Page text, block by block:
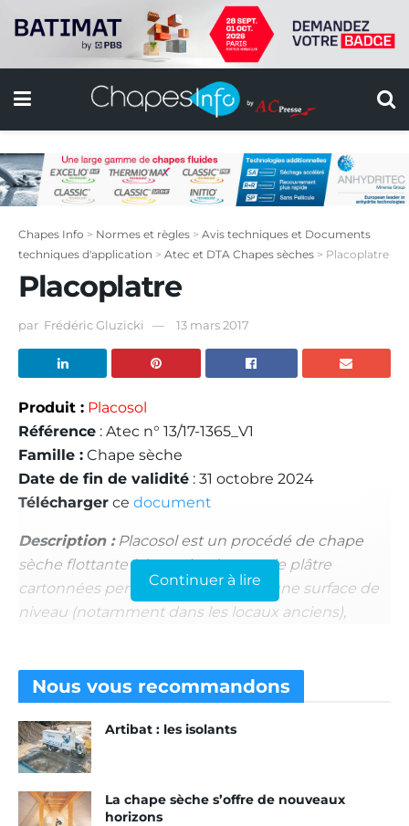
Chapes Info > Normes et règles > Avis techniques et Documents
techniques d'application > Atec et DTA Chapes sèches > Placoplatre
Placoplatre
par Frédéric Gluzicki 13 mars 2017
Produit : Placosol
Référence : Atec n° 13/17-1365_V1
Famille : Chape sèche
Date de fin de validité : 31 octobre 2024
Télécharger ce document
Description :Placosol est un procédé de chape
sèche flottante à base de plaques de plâtre
cartonnées permettant de réaliser une surface de
niveau (notamment dans les locaux anciens),
isolation thermique.
Produit : Rigidur Sol
Référence
Famille :Chape sèche
Date de fin de validité
:
30 avril 2017
Téléchargercedocument
Continuer à lire
Nous vous recommandons
Artibat : les isolants
La chape sèche s’offre de nouveaux
horizons